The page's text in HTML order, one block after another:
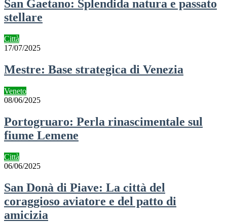
San Gaetano: Splendida natura e passato
stellare
Città
17/07/2025
Mestre: Base strategica di Venezia
Veneto
08/06/2025
Portogruaro: Perla rinascimentale sul
fiume Lemene
Città
06/06/2025
San Donà di Piave: La città del
coraggioso aviatore e del patto di
amicizia